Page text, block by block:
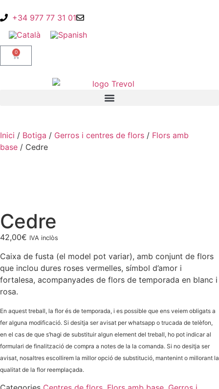
+34 977 77 31 01
0
Inici / Botiga / Gerros i centres de flors / Flors amb
base / Cedre
Cedre
42,00€ IVA inclòs
Caixa de fusta (el model pot variar), amb conjunt de flors
que inclou dures roses vermelles, símbol d’amor i
fortalesa, acompanyades de flors de temporada en blanc i
rosa.
En aquest treball, la flor és de temporada, i es possible que ens veiem obligats a
fer alguna modificació. Si desitja ser avisat per whatsapp o trucada de telèfon,
en el cas de que s’hagi de substituir algun element del treball, ho pot indicar al
formulari de finalització de compra a notes de la la comanda. Si no desitja ser
avisat, nosaltres escollirem la millor opció de substitució, mantenint o millorant la
qualitat de la flor reemplaçada.